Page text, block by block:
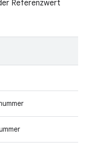
Referenzwert